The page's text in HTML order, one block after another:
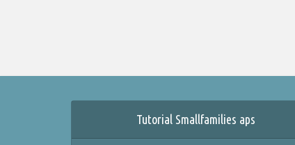
Tutorial Smallfamilies aps